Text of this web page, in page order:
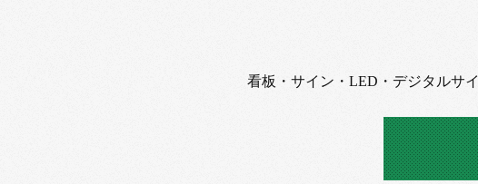
看板・サイン・LED・デジタルサ